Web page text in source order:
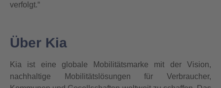
verfolgt.“
Über Kia
Kia ist eine globale Mobilitätsmarke mit der Vision,
nachhaltige Mobilitätslösungen für Verbraucher,